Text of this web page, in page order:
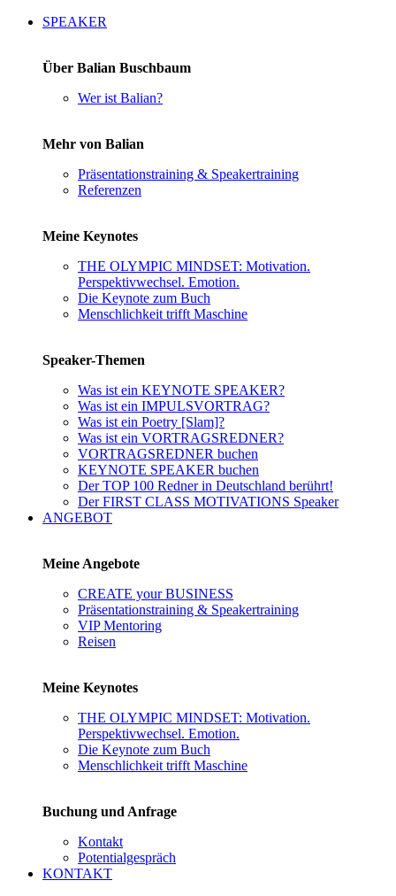
SPEAKER
Über Balian Buschbaum
Wer ist Balian?
Mehr von Balian
Präsentationstraining & Speakertraining
Referenzen
Meine Keynotes
THE OLYMPIC MINDSET: Motivation.
Perspektivwechsel. Emotion.
Die Keynote zum Buch
Menschlichkeit trifft Maschine
Speaker-Themen
Was ist ein KEYNOTE SPEAKER?
Was ist ein IMPULSVORTRAG?
Was ist ein Poetry [Slam]?
Was ist ein VORTRAGSREDNER?
VORTRAGSREDNER buchen
KEYNOTE SPEAKER buchen
Der TOP 100 Redner in Deutschland berührt!
Der FIRST CLASS MOTIVATIONS Speaker
ANGEBOT
Meine Angebote
CREATE your BUSINESS
Präsentationstraining & Speakertraining
VIP Mentoring
Reisen
Meine Keynotes
THE OLYMPIC MINDSET: Motivation.
Perspektivwechsel. Emotion.
Die Keynote zum Buch
Menschlichkeit trifft Maschine
Buchung und Anfrage
Kontakt
Potentialgespräch
KONTAKT